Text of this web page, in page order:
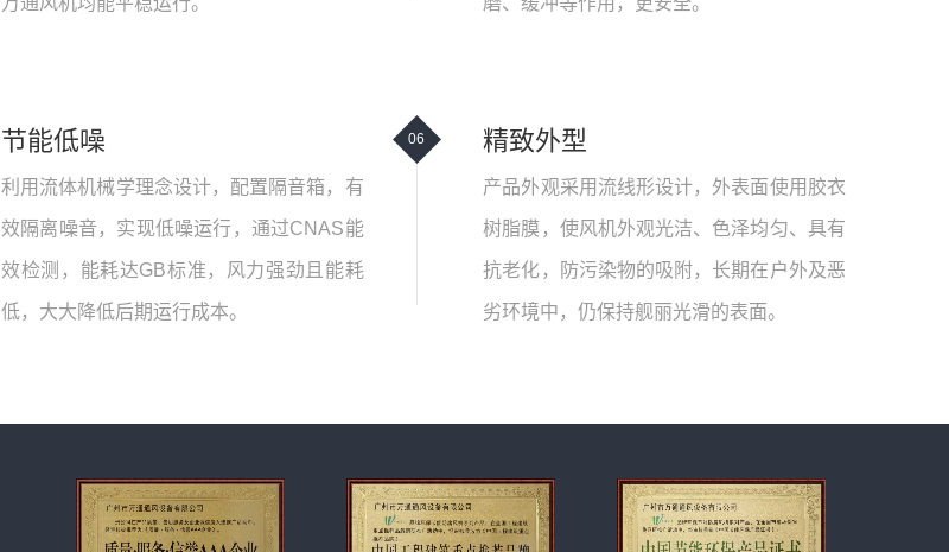
节能低噪
利用流体机械学理念设计，配置隔音箱，有
效隔离噪音，实现低噪运行，通过CNAS能
效检测，能耗达GB标准，风力强劲且能耗
低，大大降低后期运行成本。
06 精致外型
产品外观采用流线形设计，外表面使用胶衣
树脂膜，使风机外观光洁、色泽均匀、具有
抗老化，防污染物的吸附，长期在户外及恶
劣环境中，仍保持舰丽光滑的表面。